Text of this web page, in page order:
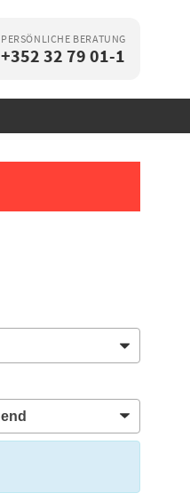
PERSÖNLICHE BERATUNG
+352 32 79 01-1